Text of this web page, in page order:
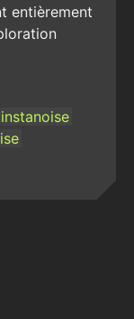
entièrement
instanoise